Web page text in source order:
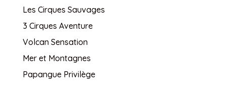
Les Cirques Sauvages
3 Cirques Aventure
Volcan Sensation
Mer et Montagnes
Papangue Privilège